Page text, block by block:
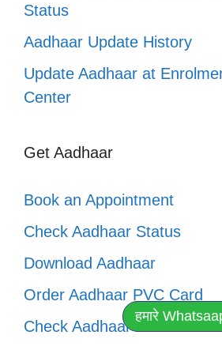
Status
Aadhaar Update History
Update Aadhaar at
Center
Get Aadhaar
Book an Appointment
Check Aadhaar Status
Download Aadhaar
Order Aadhaar PVC Card
Check Aadhaar PVC Card
हमारे